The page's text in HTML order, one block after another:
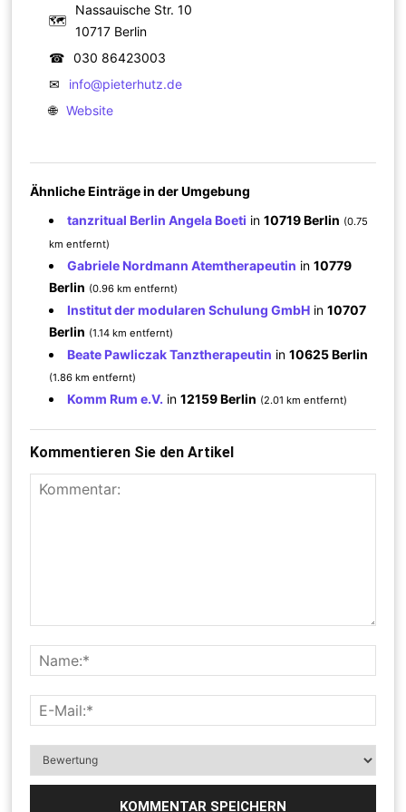
🗺
Nassauische Str. 10
10717 Berlin
☎
030 86423003
✉
info@pieterhutz.de
🌐 Website
Ähnliche Einträge in der Umgebung
tanzritual Berlin Angela Boeti in10719 Berlin (0.75
km entfernt)
Gabriele Nordmann Atemtherapeutin in10779
Berlin (0.96 km entfernt)
Institut der modularen Schulung GmbH in10707
Berlin (1.14 km entfernt)
Beate Pawliczak Tanztherapeutin in10625 Berlin
(1.86 km entfernt)
Komm Rum e.V. in12159 Berlin (2.01 km entfernt)
Kommentieren Sie den Artikel